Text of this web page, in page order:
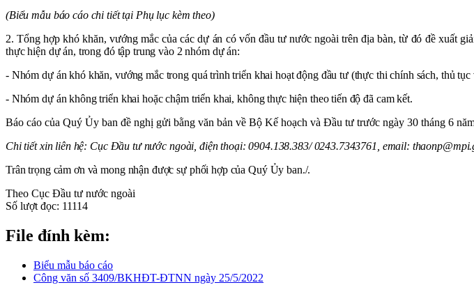
(Biểu mẫu báo cáo chi tiết tại Phụ lục kèm theo)
2. Tổng hợp khó khăn, vướng mắc của các dự án có vốn đầu tư nước ngoài trên địa bàn, từ đó đề xuất
thực hiện dự án, trong đó tập trung vào 2 nhóm dự án:
- Nhóm dự án khó khăn, vướng mắc trong quá trình triển khai hoạt động đầu tư (thực thi chính sách, thủ
- Nhóm dự án không triển khai hoặc chậm triển khai, không thực hiện theo tiến độ đã cam kết.
Báo cáo của Quý Ủy ban đề nghị gửi bằng văn bản về Bộ Kế hoạch và Đầu tư trước ngày 30 tháng 6
Chi tiết xin liên hệ: Cục Đầu tư nước ngoài, điện thoại: 0904.138.383/ 0243.7343761, email:
Trân trọng cảm ơn và mong nhận được sự phối hợp của Quý Ủy ban./.
Theo Cục Đầu tư nước ngoài
Số lượt đọc: 11114
File đính kèm:
Biểu mẫu báo cáo
Công văn số 3409/BKHĐT-ĐTNN ngày 25/5/2022